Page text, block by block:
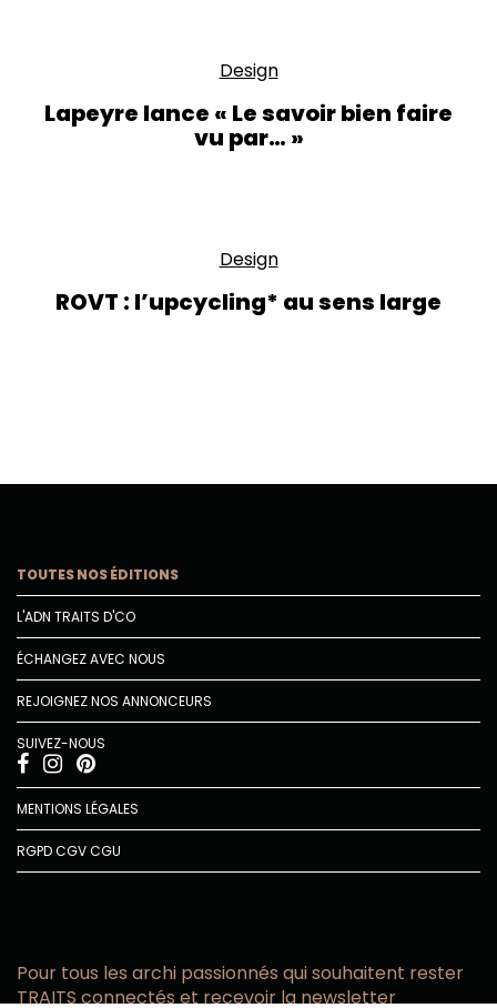
Design
Lapeyre lance « Le savoir bien faire
vu par… »
Design
ROVT : l’upcycling* au sens large
TOUTES NOS ÉDITIONS
L'ADN TRAITS D'CO
ÉCHANGEZ AVEC NOUS
REJOIGNEZ NOS ANNONCEURS
SUIVEZ-NOUS
MENTIONS LÉGALES
RGPDCGVCGU
Pour tous les archi passionnés qui souhaitent rester
TRAITS connectés et recevoir la newsletter